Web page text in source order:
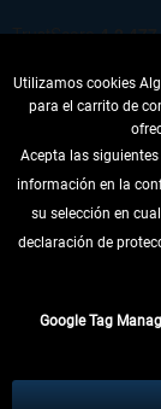
DESISTIR DEL
tasas
Utilizamos cookies
para el carrito de
Acepta las
información en la
su selección en
declaración de
Google Tag